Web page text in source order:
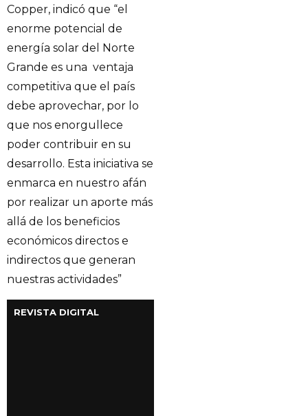
Copper, indicó que “el
enorme potencial de
energía solar del Norte
Grande es una ventaja
competitiva que el país
debe aprovechar, por lo
que nos enorgullece
poder contribuir en su
desarrollo. Esta iniciativa se
enmarca en nuestro afán
por realizar un aporte más
allá de los beneficios
económicos directos e
indirectos que generan
nuestras actividades”
REVISTA DIGITAL